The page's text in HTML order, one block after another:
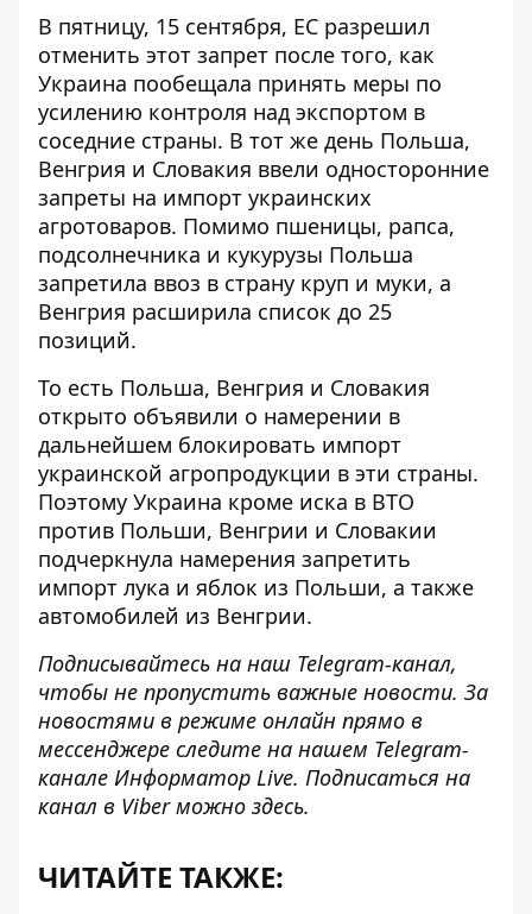
В пятницу, 15 сентября, ЕС разрешил
отменить этот запрет после того, как
Украина пообещала принять меры по
усилению контроля над экспортом в
соседние страны. В тот же день Польша,
Венгрия и Словакия ввели односторонние
запреты на импорт украинских
агротоваров. Помимо пшеницы, рапса,
подсолнечника и кукурузы Польша
запретила ввоз в страну круп и муки, а
Венгрия расширила список до 25
позиций.
То есть Польша, Венгрия и Словакия
открыто объявили о намерении в
дальнейшем блокировать импорт
украинской агропродукции в эти страны.
Поэтому Украина кроме иска в ВТО
против Польши, Венгрии и Словакии
подчеркнула намерения запретить
импорт лука и яблок из Польши, а также
автомобилей из Венгрии.
Подписывайтесь на наш Telegram-канал,
чтобы не пропустить важные новости. За
новостями в режиме онлайн прямо в
мессенджере следите на нашем Telegram-
канале Информатор Live. Подписаться на
канал в Viber можно здесь.
ЧИТАЙТЕ ТАКЖЕ: